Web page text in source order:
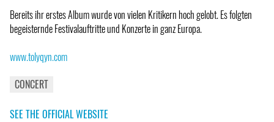
Bereits ihr erstes Album wurde von vielen Kritikern hoch gelobt. Es folgten
begeisternde Festivalauftritte und Konzerte in ganz Europa.
www.tolyqyn.com
CONCERT
SEE THE OFFICIAL WEBSITE